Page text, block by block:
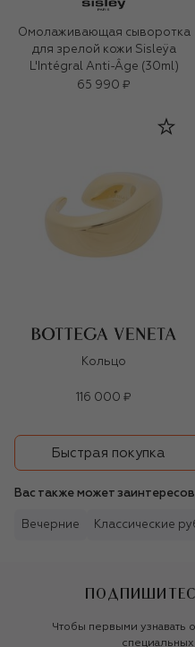
Омолаживающая сыворотка
для зрелой кожи Sisleÿa
L'Intégral Anti-Âge (30ml)
65 990 ₽
Кольцо
116 000 ₽
Быстрая покупка
Вас также может
Вечерние Классические
Чтобы первыми узнавать